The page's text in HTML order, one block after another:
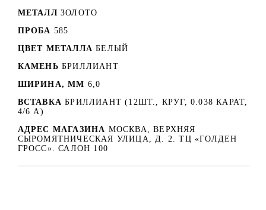
МЕТАЛЛ ЗОЛОТО
ПРОБА 585
ЦВЕТ МЕТАЛЛА БЕЛЫЙ
КАМЕНЬ БРИЛЛИАНТ
ШИРИНА, ММ 6,0
ВСТАВКА БРИЛЛИАНТ (12ШТ., КРУГ, 0.038 КАРАТ,
4/6 А)
АДРЕС МАГАЗИНА МОСКВА, ВЕРХНЯЯ
СЫРОМЯТНИЧЕСКАЯ УЛИЦА, Д. 2. ТЦ «ГОЛДЕН
ГРОСС». САЛОН 100